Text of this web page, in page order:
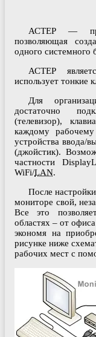
АСТЕР —
позволяющая
одного системного
АСТЕР
использует тонкие
Для
достаточно
(телевизор),
каждому
устройства ввода/
(джойстик).
частности
WiFi/LAN.
После
мониторе свой,
Все это
областях – от
экономя на
рисунке ниже
рабочих мест с